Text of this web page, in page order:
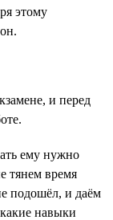
этому
и перед
ему нужно
тянем время
подошёл, и даём
навыки